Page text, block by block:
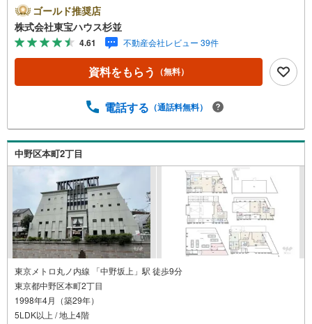
起こるであろうご自宅リフォームをオンライン上でご提案
「ミラカレクラブ」。・ 不動産売却時、ご自宅を綺麗にか
つ瀟洒にさせるCG加工ホームステイジングサービス。・
購入者様へ、税理士による確定申告の無料セミナーをご招
待いたします。◆ご予約に際して◆日時のご希望をお伝え
ください。（もちろん当日でも対応可能です）事前に鍵等
ますのでご容赦ください。事前にご連絡をいただけると、
報ください。◆物件のご案内は◆弊社へのご来社、お客様
宅へのお迎え・最寄駅での待ち合わせ、物件周辺のコンビ
ニ等でお待ち合わせなど、ご希望をお伝えください。ご希
望条件をお伝え頂けましたら、ご見学希望物件以外の資料
も用意して参ります。もちろん他の物件も併せてご案内さ
せていただきます。
ゴールド推奨店
株式会社東宝ハウス杉並
4.61 不動産会社レビュー 39件
資料をもらう （無料）
電話する （通話料無料）
中野区本町2丁目
東京メトロ丸ノ内線 「中野坂上」駅 徒歩9分
東京都中野区本町2丁目
1998年4月（築29年）
5LDK以上 / 地上4階